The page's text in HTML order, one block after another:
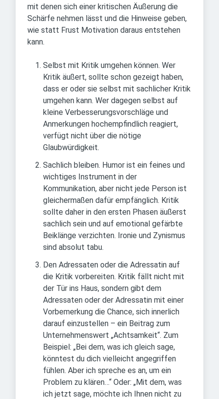
mit denen sich einer kritischen Äußerung die
Schärfe nehmen lässt und die Hinweise geben,
wie statt Frust Motivation daraus entstehen
kann.
Selbst mit Kritik umgehen können. Wer
Kritik äußert, sollte schon gezeigt haben,
dass er oder sie selbst mit sachlicher Kritik
umgehen kann. Wer dagegen selbst auf
kleine Verbesserungsvorschläge und
Anmerkungen hochempfindlich reagiert,
verfügt nicht über die nötige
Glaubwürdigkeit.
Sachlich bleiben. Humor ist ein feines und
wichtiges Instrument in der
Kommunikation, aber nicht jede Person ist
gleichermaßen dafür empfänglich. Kritik
sollte daher in den ersten Phasen äußerst
sachlich sein und auf emotional gefärbte
Beiklänge verzichten. Ironie und Zynismus
sind absolut tabu.
Den Adressaten oder die Adressatin auf
die Kritik vorbereiten. Kritik fällt nicht mit
der Tür ins Haus, sondern gibt dem
Adressaten oder der Adressatin mit einer
Vorbemerkung die Chance, sich innerlich
darauf einzustellen – ein Beitrag zum
Unternehmenswert „Achtsamkeit“. Zum
Beispiel: „Bei dem, was ich gleich sage,
könntest du dich vielleicht angegriffen
fühlen. Aber ich spreche es an, um ein
Problem zu klären…“ Oder: „Mit dem, was
ich jetzt sage, möchte ich Ihnen nicht zu